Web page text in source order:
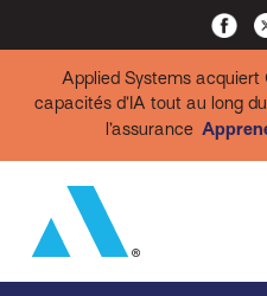
Applied Systems
capacités d’IA tout au long
l’assurance